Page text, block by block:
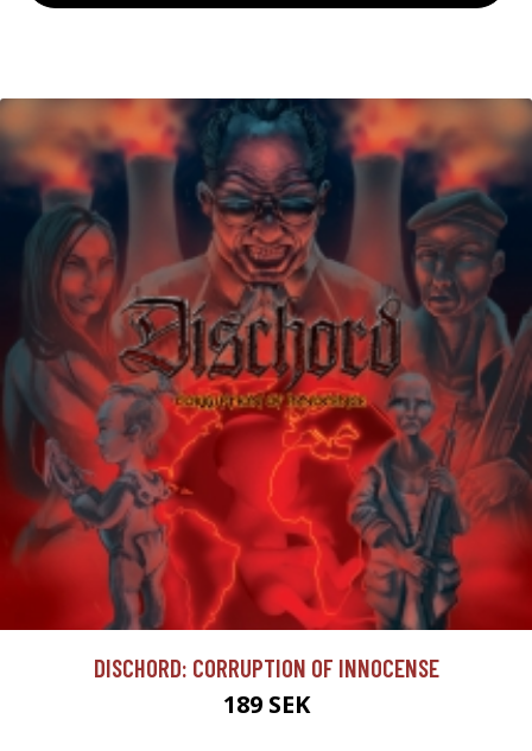
DISCHORD: CORRUPTION OF INNOCENSE
189 SEK